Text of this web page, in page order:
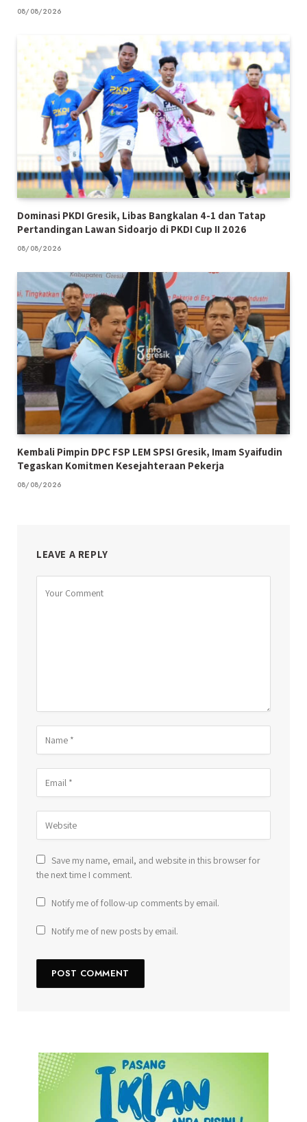
08/08/2026
Dominasi PKDI Gresik, Libas Bangkalan 4-1 dan Tatap
Pertandingan Lawan Sidoarjo di PKDI Cup II 2026
08/08/2026
Kembali Pimpin DPC FSP LEM SPSI Gresik, Imam Syaifudin
Tegaskan Komitmen Kesejahteraan Pekerja
08/08/2026
LEAVE A REPLY
Save my name, email, and website in this browser for
the next time I comment.
Notify me of follow-up comments by email.
Notify me of new posts by email.